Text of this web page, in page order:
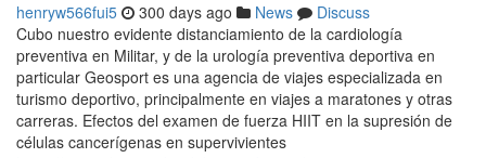
henryw566fui5 300 days ago News
Discuss
Cubo nuestro evidente distanciamiento de la cardiología
preventiva en Militar, y de la urología preventiva deportiva en
particular Geosport es una agencia de viajes especializada en
turismo deportivo, principalmente en viajes a maratones y otras
carreras. Efectos del examen de fuerza HIIT en la supresión de
células cancerígenas en supervivientes